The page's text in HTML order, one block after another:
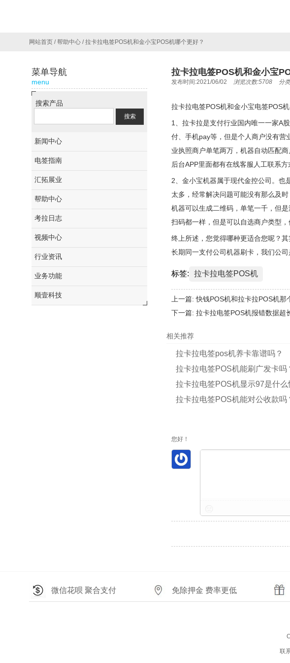
网站首页 /帮助中心 /拉卡拉电签POS机和金小宝POS机哪个更好？
菜单导航
menu
搜索产品
新闻中心
电签指南
汇拓展业
帮助中心
考拉日志
视频中心
行业资讯
业务功能
顺壹科技
拉卡拉电签POS机和金小宝
发布时间:2021/06/02 浏览次数:5708 分
拉卡拉电签POS机和金小宝电签POS
1、拉卡拉是支付行业国内唯一一家A
付、手机pay等，但是个人商户没有营
业执照商户单笔两万，机器自动匹配
后台APP里面都有在线客服人工联系
2、金小宝机器属于现代金控公司。也
太多，经常解决问题可能没有那么及
机器可以生成二维码，单笔一千，但
扫码都一样，但是可以自选商户类型
终上所述，您觉得哪种更适合您呢？
长期同一支付公司机器刷卡，我们公
标签: 拉卡拉电签POS机
上一篇:快钱POS机和拉卡拉POS机那
下一篇: 拉卡拉电签POS机报错数据超
相关推荐
拉卡拉电签pos机养卡靠谱吗？
拉卡拉电签POS机能刷广发卡吗
拉卡拉电签POS机显示97是什么
拉卡拉电签POS机能对公收款吗
您好！
微信花呗 聚合支付 免除押金 费率更低
联